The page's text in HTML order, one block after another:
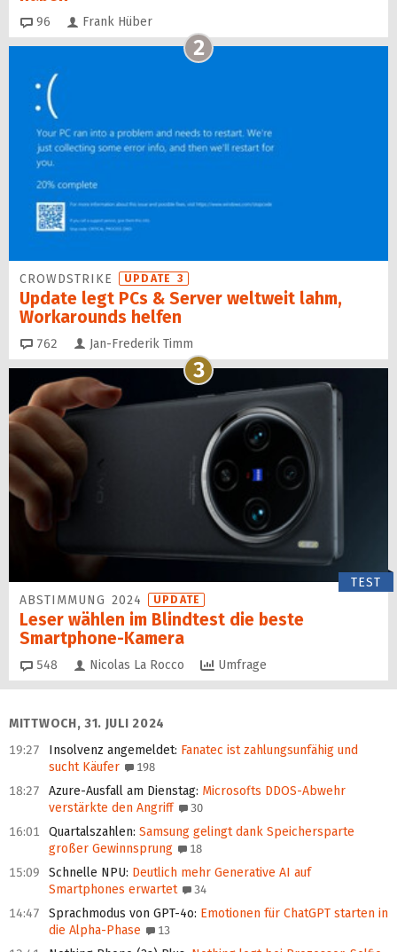
96 Kommentare
Frank Hüber
2
CROWDSTRIKE UPDATE 3
Update legt PCs & Server weltweit lahm,
Workarounds helfen
762 Kommentare
Jan-Frederik Timm
3
TEST
ABSTIMMUNG 2024
UPDATE
Leser wählen im Blindtest die beste
Smartphone-Kamera
548 Kommentare
Nicolas La Rocco Umfrage
MITTWOCH, 31. JULI 2024
19:27
Insolvenz angemeldet: Fanatec ist zahlungsunfähig und
sucht Käufer
198
18:27 Azure-Ausfall am Dienstag: Microsofts DDOS-Abwehr
verstärkte den Angriff
30
16:01 Quartalszahlen: Samsung gelingt dank Speichersparte
großer Gewinnsprung
18
15:09 Schnelle NPU: Deutlich mehr Generative AI auf
Smartphones erwartet
34
14:47 Sprachmodus von GPT-4o: Emotionen für ChatGPT starten in
die Alpha-Phase
13